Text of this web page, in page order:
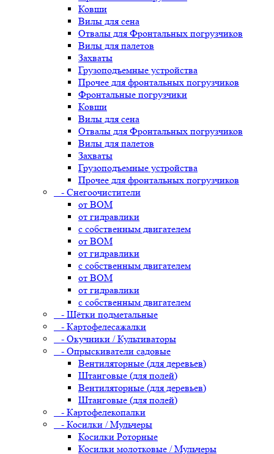
Ковши
Вилы для сена
Отвалы для Фронтальных погрузчиков
Вилы для палетов
Захваты
Грузоподъемные устройства
Прочее для фронтальных погрузчиков
Фронтальные погрузчики
Ковши
Вилы для сена
Отвалы для Фронтальных погрузчиков
Вилы для палетов
Захваты
Грузоподъемные устройства
Прочее для фронтальных погрузчиков
- Снегоочистители
от ВОМ
от гидравлики
с собственным двигателем
от ВОМ
от гидравлики
с собственным двигателем
от ВОМ
от гидравлики
с собственным двигателем
- Щётки подметальные
- Картофелесажалки
- Окучники / Культиваторы
- Опрыскиватели садовые
Вентиляторные (для деревьев)
Штанговые (для полей)
Вентиляторные (для деревьев)
Штанговые (для полей)
- Картофелекопалки
- Косилки / Мульчеры
Косилки Роторные
Косилки молотковые / Мульчеры